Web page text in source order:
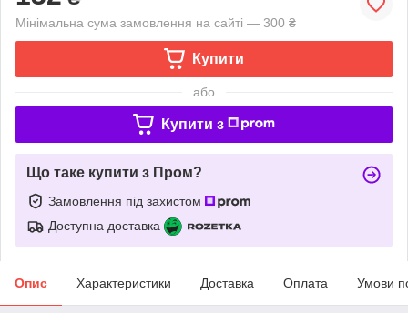
Мінімальна сума замовлення на сайті — 300 ₴
Купити
або
Купити з
Що таке купити з Пром?
Замовлення під захистом
Доступна доставка
Опис Характеристики Доставка Оплата Умови